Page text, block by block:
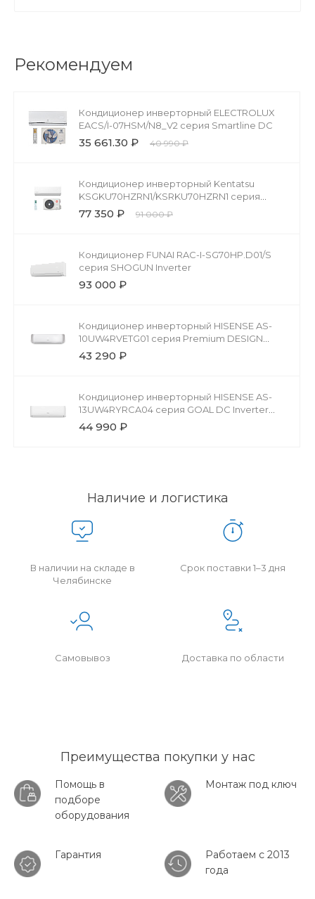
Рекомендуем
Кондиционер инверторный ELECTROLUX
EACS/I-07HSM/N8_V2 серия Smartline DC
35 661.30 ₽ 40 990 ₽
Кондиционер инверторный Kentatsu
KSGKU70HZRN1/KSRKU70HZRN1 серия
Кумо Инвертор (Kumo Inverter)
77 350 ₽ 91 000 ₽
Кондиционер FUNAI RAC-I-SG70HP.D01/S
серия SHOGUN Inverter
93 000 ₽
Кондиционер инверторный HISENSE AS-
10UW4RVETG01 серия Premium DESIGN
Super DC Inverter Wi-Fi
43 290 ₽
Кондиционер инверторный HISENSE AS-
13UW4RYRCA04 серия GOAL DC Inverter
Wi-Fi
44 990 ₽
Наличие и логистика
В наличии на складе в
Челябинске
Срок поставки 1–3 дня
Самовывоз Доставка по области
Преимущества покупки у нас
Помощь в
подборе
оборудования
Монтаж под ключ
Гарантия
Работаем с 2013
года